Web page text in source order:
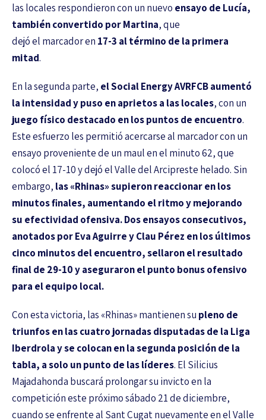
las locales respondieron con un nuevo ensayo de Lucía,
también convertido por Martina, que
dejó el marcador en 17-3 al término de la primera
mitad.
En la segunda parte, el Social Energy AVRFCB aumentó
la intensidad y puso en aprietos a las locales, con un
juego físico destacado en los puntos de encuentro.
Este esfuerzo les permitió acercarse al marcador con un
ensayo proveniente de un maul en el minuto 62, que
colocó el 17-10 y dejó el Valle del Arcipreste helado. Sin
embargo, las «Rhinas» supieron reaccionar en los
minutos finales, aumentando el ritmo y mejorando
su efectividad ofensiva. Dos ensayos consecutivos,
anotados por Eva Aguirre y Clau Pérez en los últimos
cinco minutos del encuentro, sellaron el resultado
final de 29-10 y aseguraron el punto bonus ofensivo
para el equipo local.
Con esta victoria, las «Rhinas» mantienen su pleno de
triunfos en las cuatro jornadas disputadas de la Liga
Iberdrola y se colocan en la segunda posición de la
tabla, a solo un punto de las líderes. El Silicius
Majadahonda buscará prolongar su invicto en la
competición este próximo sábado 21 de diciembre,
cuando se enfrente al Sant Cugat nuevamente en el Valle